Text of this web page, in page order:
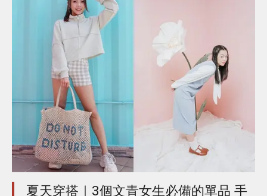
夏天穿搭｜3個文青女生必備的單品 手